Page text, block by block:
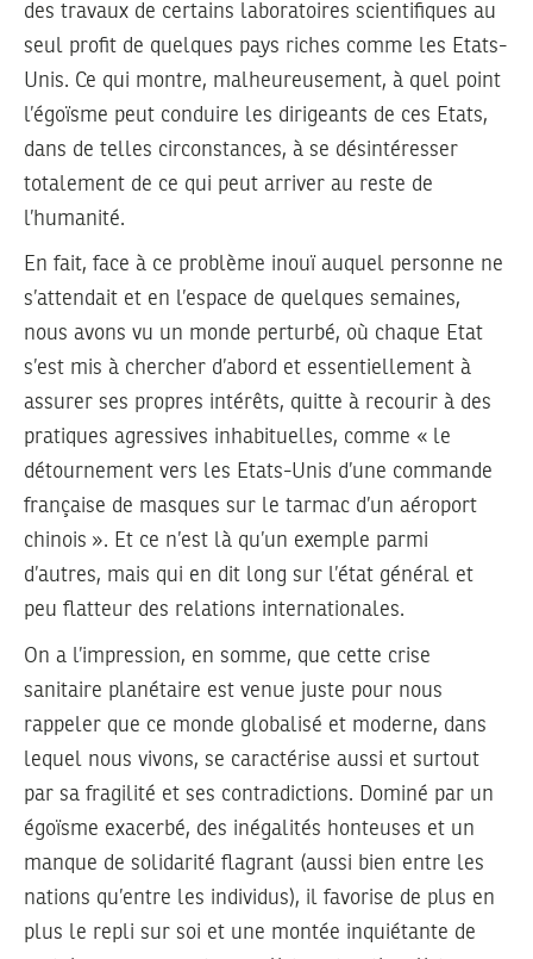
des travaux de certains laboratoires scientifiques au
seul profit de quelques pays riches comme les Etats-
Unis. Ce qui montre, malheureusement, à quel point
l’égoïsme peut conduire les dirigeants de ces Etats,
dans de telles circonstances, à se désintéresser
totalement de ce qui peut arriver au reste de
l’humanité.
En fait, face à ce problème inouï auquel personne ne
s’attendait et en l’espace de quelques semaines,
nous avons vu un monde perturbé, où chaque Etat
s’est mis à chercher d’abord et essentiellement à
assurer ses propres intérêts, quitte à recourir à des
pratiques agressives inhabituelles, comme « le
détournement vers les Etats-Unis d’une commande
française de masques sur le tarmac d’un aéroport
chinois ». Et ce n’est là qu’un exemple parmi
d’autres, mais qui en dit long sur l’état général et
peu flatteur des relations internationales.
On a l’impression, en somme, que cette crise
sanitaire planétaire est venue juste pour nous
rappeler que ce monde globalisé et moderne, dans
lequel nous vivons, se caractérise aussi et surtout
par sa fragilité et ses contradictions. Dominé par un
égoïsme exacerbé, des inégalités honteuses et un
manque de solidarité flagrant (aussi bien entre les
nations qu’entre les individus), il favorise de plus en
plus le repli sur soi et une montée inquiétante de